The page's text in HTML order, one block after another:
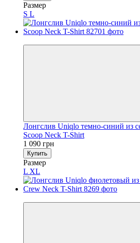
Размер
S L
Лонгслив Uniqlo темно-синий из
Scoop Neck T-Shirt
1 090 грн
Купить
Размер
L XL